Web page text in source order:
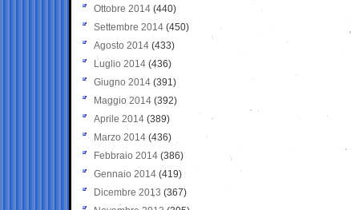
Ottobre 2014 (440)
Settembre 2014 (450)
Agosto 2014 (433)
Luglio 2014 (436)
Giugno 2014 (391)
Maggio 2014 (392)
Aprile 2014 (389)
Marzo 2014 (436)
Febbraio 2014 (386)
Gennaio 2014 (419)
Dicembre 2013 (367)